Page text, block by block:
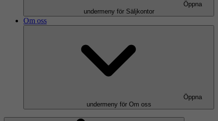
Öppna
undermeny för Säljkontor
Om oss
Öppna
undermeny för Om oss